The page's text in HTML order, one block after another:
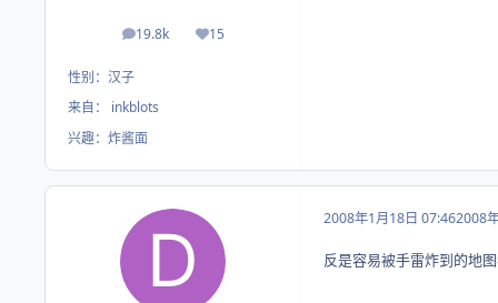
19.8k
帖子 15
荣誉积分
性别： 汉子
来自：
inkblots
兴趣： 炸酱面
2008年1月18日 07:462008
反是容易被手雷炸到的地图